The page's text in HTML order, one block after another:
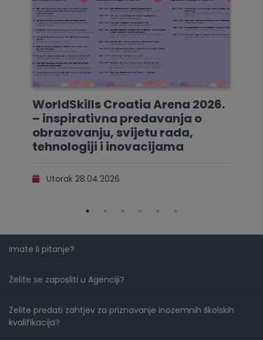
WorldSkills Croatia Arena 2026.
– inspirativna predavanja o
obrazovanju, svijetu rada,
tehnologiji i inovacijama
Utorak 28.04.2026
Imate li pitanje?
Želite se zaposliti u Agenciji?
Želite predati zahtjev za priznavanje inozemnih školskih
kvalifikacija?